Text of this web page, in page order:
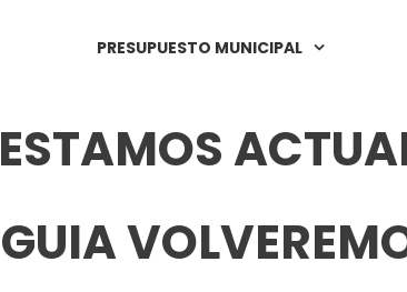
PRESUPUESTO MUNICIPAL
ESTAMOS
GUIA